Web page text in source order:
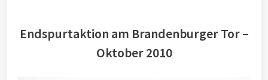
Endspurtaktion am Brandenburger Tor –
Oktober 2010